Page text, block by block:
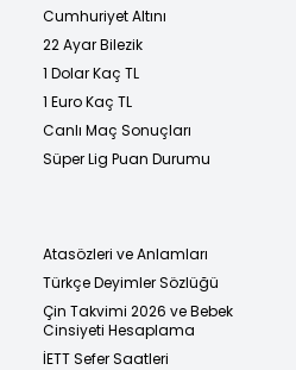
Cumhuriyet Altını
22 Ayar Bilezik
1 Dolar Kaç TL
1 Euro Kaç TL
Canlı Maç Sonuçları
Süper Lig Puan Durumu
Atasözleri ve Anlamları
Türkçe Deyimler Sözlüğü
Çin Takvimi 2026 ve Bebek
Cinsiyeti Hesaplama
İETT Sefer Saatleri